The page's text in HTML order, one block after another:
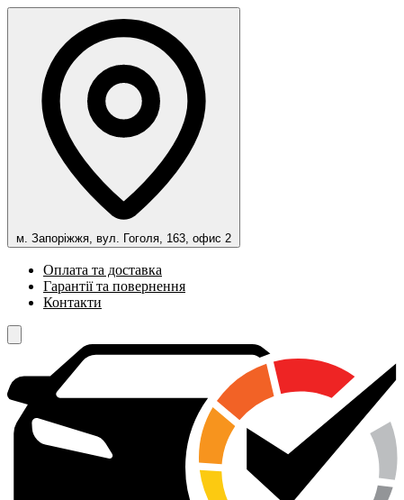
м. Запоріжжя, вул. Гоголя, 163, офис 2
Оплата та доставка
Гарантії та повернення
Контакти